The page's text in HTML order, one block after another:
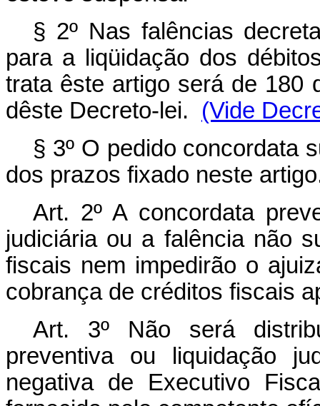
§ 2º Nas falências
para a liqüidação dos
trata êste artigo será de 180
dêste Decreto-lei. (Vide
§ 3º O pedido concordata
dos prazos fixado neste
Art. 2º A concordata
judiciária ou a falência não
fiscais nem impedirão o
cobrança de créditos fiscais
Art. 3º Não será
preventiva ou liquidação
negativa de Executivo